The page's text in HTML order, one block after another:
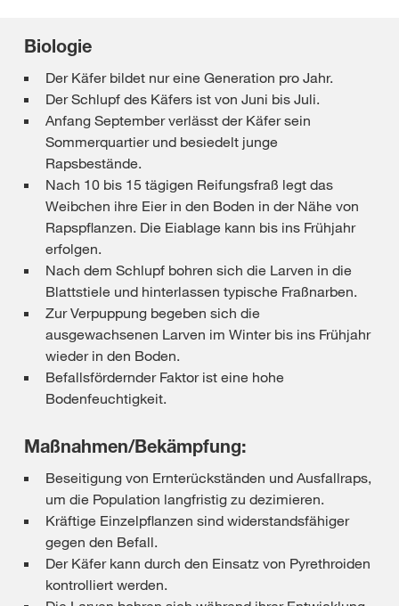
Biologie
Der Käfer bildet nur eine Generation pro Jahr.
Der Schlupf des Käfers ist von Juni bis Juli.
Anfang September verlässt der Käfer sein
Sommerquartier und besiedelt junge
Rapsbestände.
Nach 10 bis 15 tägigen Reifungsfraß legt das
Weibchen ihre Eier in den Boden in der Nähe von
Rapspflanzen. Die Eiablage kann bis ins Frühjahr
erfolgen.
Nach dem Schlupf bohren sich die Larven in die
Blattstiele und hinterlassen typische Fraßnarben.
Zur Verpuppung begeben sich die
ausgewachsenen Larven im Winter bis ins Frühjahr
wieder in den Boden.
Befallsfördernder Faktor ist eine hohe
Bodenfeuchtigkeit.
Maßnahmen/Bekämpfung:
Beseitigung von Ernterückständen und Ausfallraps,
um die Population langfristig zu dezimieren.
Kräftige Einzelpflanzen sind widerstandsfähiger
gegen den Befall.
Der Käfer kann durch den Einsatz von Pyrethroiden
kontrolliert werden.